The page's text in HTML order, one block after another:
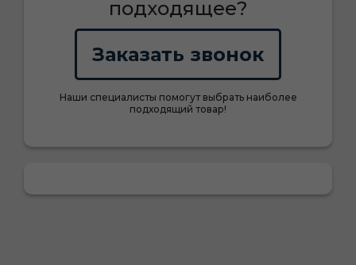
подходящее?
Заказать звонок
Наши специалисты помогут выбрать наиболее
подходящий товар!